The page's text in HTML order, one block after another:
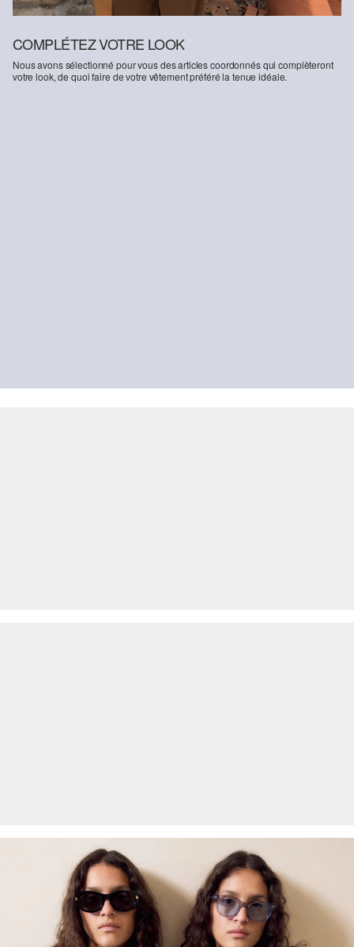
COMPLÉTEZ VOTRE LOOK
Nous avons sélectionné pour vous des articles coordonnés qui complèteront
votre look, de quoi faire de votre vêtement préféré la tenue idéale.